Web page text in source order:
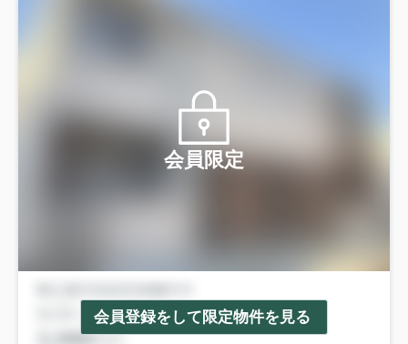
会員限定
会員登録をして限定物件を見る